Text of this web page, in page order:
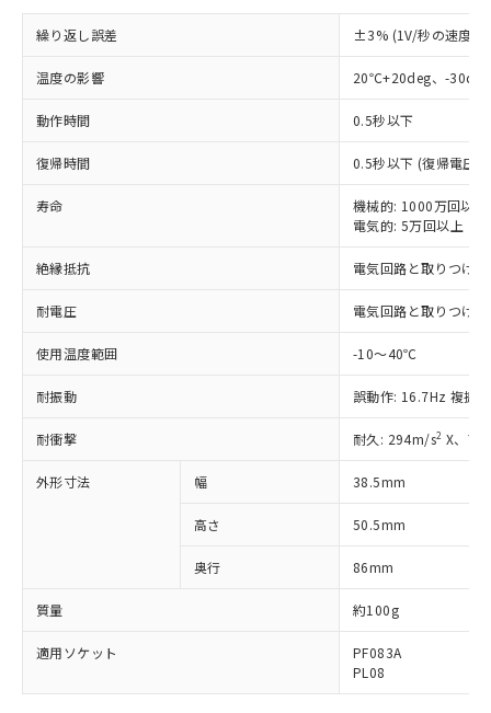
繰り返し誤差 ±3% (1V/秒の速度で
温度の影響 20℃+20deg、-
動作時間 0.5秒以下
復帰時間 0.5秒以下 (復帰電圧
寿命
機械的: 1000万回以上
電気的: 5万回以上（
絶縁抵抗 電気回路と取りつけ
耐電圧 電気回路と取りつけ
使用温度範囲 -10～40℃
耐振動 誤動作: 16.7Hz 複振
耐衝撃 耐久: 294m/s2 X、Y
外形寸法 幅 38.5mm
高さ 50.5mm
奥行 86mm
質量 約100g
適用ソケット
PF083A
PL08
以下の条件をお読みいただき、同意のうえ
ご利用ください。
本サービスは、当社制御機器事業取扱
商品の当社在庫状況および標準価格
(税抜)を提供させていただくもので
当社制御機器事業取扱商品の中には、
本サービスの対象外となる商品もある
在庫状況および標準価格照会結果は、
記載している更新日時点での社内デー
タに基づき作成されるものであり、閲
覧された時点での実際の在庫および標
準価格とは異なる場合があることをご
正式な納期状況および標準価格はお客
様のお取引先、またはお客様担当のオ
ムロン制御機器販売店・当社販売員に
ご相談ください。
オムロン制御機器販売店や当社販売拠
」をご確認
ください。
在庫状況および標準価格結果を当社の
事前の承諾なく第三者に漏洩または開
マイパーツ機能（部品リスト作成サー
ビス）をご利用いただくには、I-Web
メンバーズにご登録されている必要が
対応予定なし：EU RoHS指令（10物質）の
非含有に非対応の商品で、対応品を出す予
調査・確認中：EU RoHS指令（10物質）の
非含有の対応状況を調査中または確認中の
商品です。
非該当品：ライセンス料など無形物で、有
仕入先様の事情により、非含有部品として
いたものが、含有品と判明した場合などや
むを得ず変更することがあります。
鉛(Pb) 1000ppm以下、 水銀(Hg) 1000ppm以下、 カド
ミウム(Cd) 100ppm以下、
六価クロム(Cr(Ⅵ)) 1000ppm以下、ポリ臭化ビフェニル
類(PBB) 1000ppm以下、ポリ臭化ジフェニルエーテル類
(PBDE) 1000ppm以下、フタル酸ビス(2-エチルヘキシ
ル) (DEHP)(別名：DOP) 1000ppm以下、フタル酸ブチ
ルベンジル（BBP） 1000ppm以下、フタル酸ジブチル
但し、RoHS指令で産業用監視および制御機器に対する
フタル酸エステル類の４物質については閾値を超える意
図的な使用がないことを確認しています。
部品在庫の切り替え状況などにより、予定
※1 中国RoHS○×表
「○」：最大均質材料含有率が中国RoHSの
「×」：最大均質材料含有率が中国RoHSの
基準値を超えていることを示します。
「－」：未確認です。当社販売部門へお問
Pb(鉛) :1000ppm、 Hg(水銀) : 1000ppm、 Cd(カドミウ
Cr(Ⅵ)(六価クロム) : 1000ppm、 PBBs(ポリ臭化ビフェ
ニル類) : 1000ppm、 PBDEs(ポリ臭化ジフェニルエーテ
DBP(フタル酸ジブチル) : 1000ppm、 DIBP(フタル酸ジ
イソブチル) : 1000ppm、 BBP(フタル酸ブチルベンジ
DEHP(フタル酸ビス(2-エチルヘキシル)) : 1000ppm
「ｅ」：有害物質（10物質）のすべてが基
「10」：通常の使用状況下において有害物
質が外部に漏えいし、環境に深刻な影響を
及ぼさない年数を意味します。
当社は、これら貴社製品のうち、外国
為替および外国貿易法に定める商品
（以下｢規制貨物等」という）を輸出
または国外への提供する場合は、日本
国政府の輸出許可(または役務取引許
可)を取得するなどの必要な手続きを
当社は規制貨物を破棄する場合は、完
全に破砕するなど、違法に輸出されな
いよう必要な手段を講じます。
当社は貴社製品を、核兵器、ミサイ
ル、化学兵器、生物兵器またはその他
武器並びにこれらの製造装置等に一切
使用いたしません。
当社は、貴社製品を第三者に販売する
場合は、上記1、2および3の内容を当
該第三者に通知します。また当社は、
販売先および販売に係わる関係者が違
法に輸出するおそれがある場合は、取
り引きをいたしません。
号
一定数には満たないが在庫あり
在庫なし(最新の在庫状況につ
いては、お客様のお取引先、ま
たはお客様担当のオムロン制御
機器販売店・当社販売員にご確
空
受注生産機種、また在庫状況の